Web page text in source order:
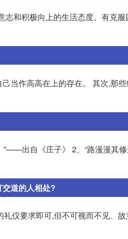
和积极向上的生活态度。有克
当作高高在上的存在。 其次,那
”——出自《庄子》 2、“路漫漫其
道的人相处?
仪要求即可,但不可视而不见、